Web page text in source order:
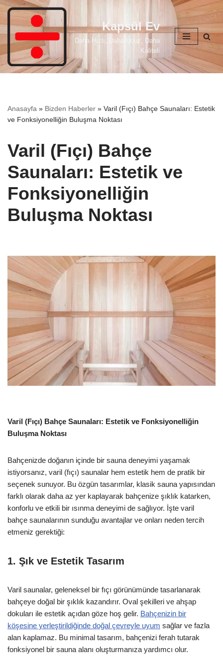
İçeriğe
geç
Kapsül Ev
Daha Hızlı, Daha Ucuz, Daha
Kaliteli
Anasayfa » Bizden Haberler » Varil (Fıçı) Bahçe Saunaları: Estetik
ve Fonksiyonelliğin Buluşma Noktası
Varil (Fıçı) Bahçe
Saunaları: Estetik ve
Fonksiyonelliğin
Buluşma Noktası
Varil (Fıçı) Bahçe Saunaları: Estetik ve Fonksiyonelliğin
Buluşma Noktası
Bahçenizde doğanın içinde bir sauna deneyimi yaşamak
istiyorsanız, varil (fıçı) saunalar hem estetik hem de pratik bir
seçenek sunuyor. Bu özgün tasarımlar, klasik sauna yapısından
farklı olarak daha az yer kaplayarak bahçenize şıklık katarken,
konforlu ve etkili bir ısınma deneyimi de sağlıyor. İşte varil
bahçe saunalarının sunduğu avantajlar ve onları neden tercih
etmeniz gerektiği:
1. Şık ve Estetik Tasarım
Varil saunalar, geleneksel bir fıçı görünümünde tasarlanarak
bahçeye doğal bir şıklık kazandırır. Oval şekilleri ve ahşap
dokuları ile estetik açıdan göze hoş gelir. Bahçenizin bir
köşesine yerleştirildiğinde doğal çevreyle uyum sağlar ve fazla
alan kaplamaz. Bu minimal tasarım, bahçenizi ferah tutarak
fonksiyonel bir sauna alanı oluşturmanıza yardımcı olur.